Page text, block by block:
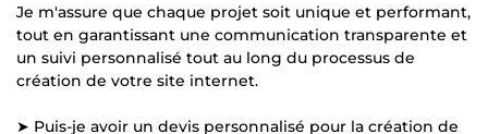
Je m'assure que chaque projet soit unique et performant,
tout en garantissant une communication transparente et
un suivi personnalisé tout au long du processus de
création de votre site internet.
➤ Puis-je avoir un devis personnalisé pour la création de